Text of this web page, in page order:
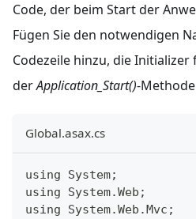
Code, der beim Start der
Fügen Sie den notwendigen
Codezeile hinzu, die
derApplication_Start()-
Global.asax.cs
using System;
using System.Web ;
using System.Web .Mvc ;